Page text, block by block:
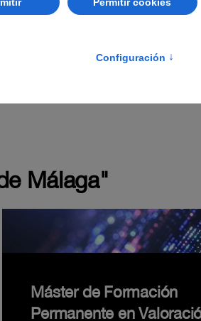
Málaga"
Máster de Formación
Permanente en